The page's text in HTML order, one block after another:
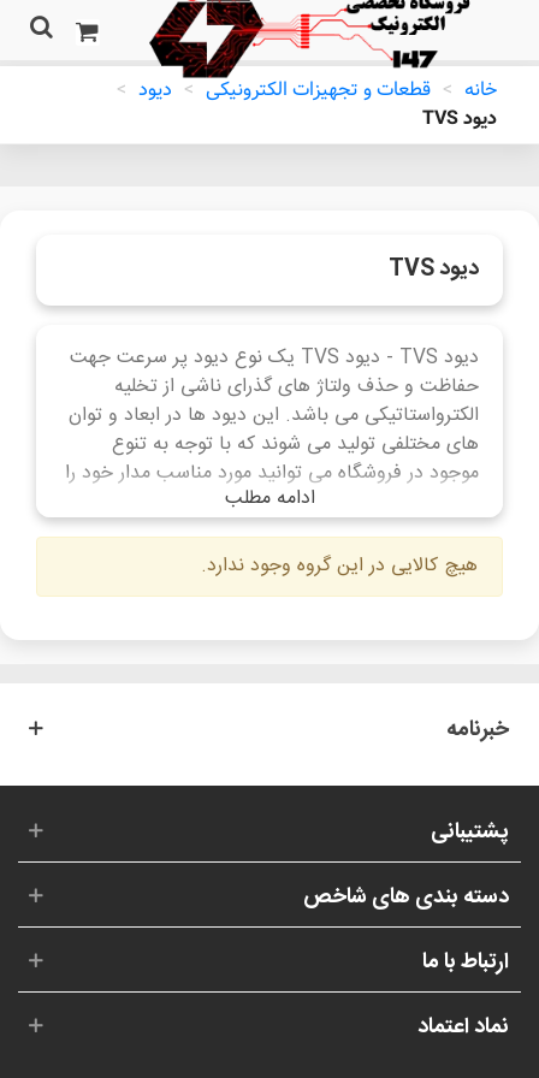
خانه > قطعات و تجهیزات الکترونیکی > دیود >
دیود TVS
دیود TVS
دیود TVS - دیود TVS یک نوع دیود پر سرعت جهت
حفاظت و حذف ولتاژ های گذرای ناشی از تخلیه
الکترواستاتیکی می باشد. این دیود ها در ابعاد و توان
های مختلفی تولید می شوند که با توجه به تنوع
موجود در فروشگاه می توانید مورد مناسب مدار خود را
یافته و استفاده نمایید.ادامه مطلب
هیچ کالایی در این گروه وجود ندارد.
خبرنامه
پشتیبانی
دسته بندی های شاخص
ارتباط با ما
نماد اعتماد